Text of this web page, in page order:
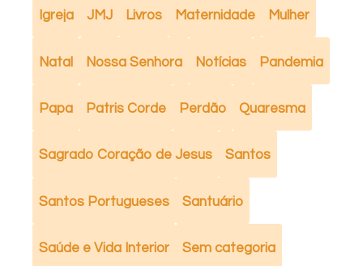
Igreja JMJ Livros Maternidade Mulher
Natal Nossa Senhora Notícias Pandemia
Papa Patris Corde Perdão Quaresma
Sagrado Coração de Jesus Santos
Santos Portugueses Santuário
Saúde e Vida Interior Sem categoria